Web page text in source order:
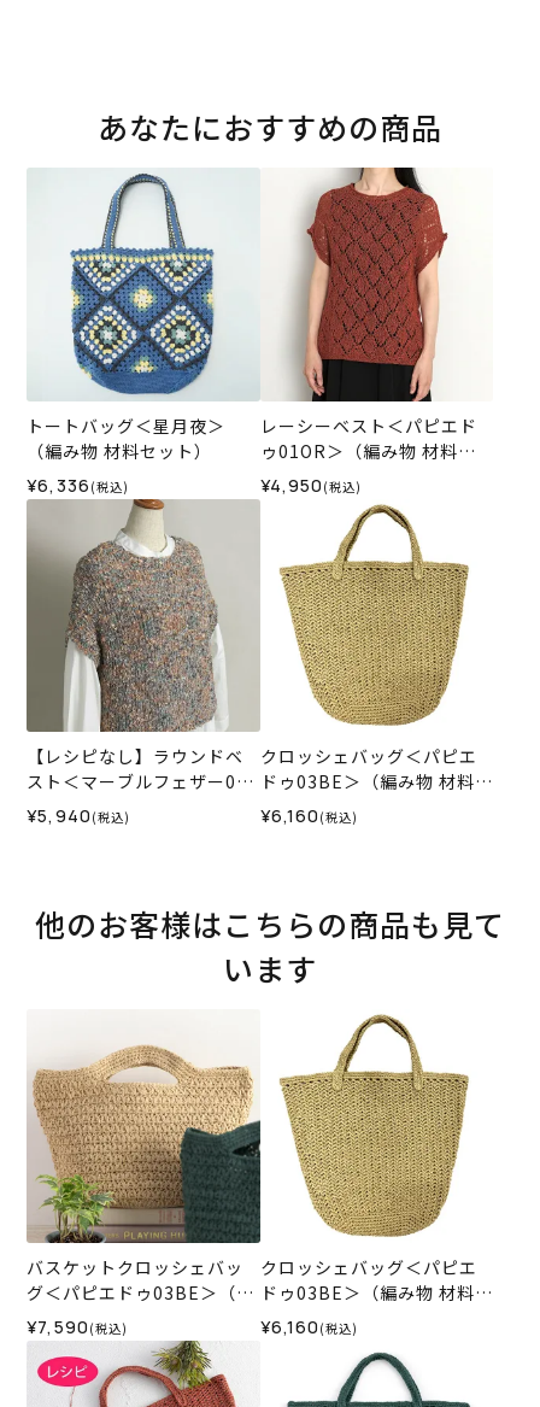
あなたにおすすめの商品
トートバッグ＜星月夜＞
（編み物 材料セット）
¥6,336 (税込)
レーシーベスト＜パピエド
ゥ01OR＞（編み物 材料セ
ット）
¥4,950 (税込)
【レシピなし】ラウンドベ
スト＜マーブルフェザー01
OR＞（編み物 材料セット）
¥5,940 (税込)
クロッシェバッグ＜パピエ
ドゥ03BE＞（編み物 材料セ
ット）
¥6,160 (税込)
他のお客様はこちらの商品も見て
います
バスケットクロッシェバッ
グ＜パピエドゥ03BE＞（編
み物 材料セット）
¥7,590 (税込)
クロッシェバッグ＜パピエ
ドゥ03BE＞（編み物 材料セ
ット）
¥6,160 (税込)